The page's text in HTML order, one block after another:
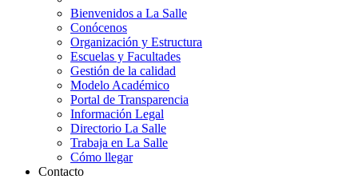
Bienvenidos a La Salle
Conócenos
Organización y Estructura
Escuelas y Facultades
Gestión de la calidad
Modelo Académico
Portal de Transparencia
Información Legal
Directorio La Salle
Trabaja en La Salle
Cómo llegar
Contacto